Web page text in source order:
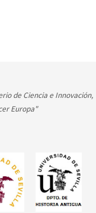
de Ciencia e Innovación,
Europa"